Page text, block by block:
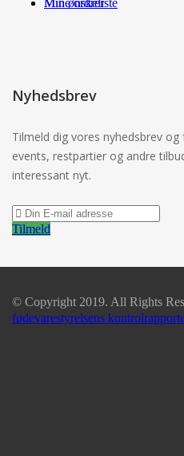
Min ønskeliste
Mine ordrer
Nyhedsbrev
Tilmeld dig vores nyhedsbrev
events, restpartier og andre
interessant nyt.
Tilmeld
© Copyright 2019. All
fødevarestyrelsens